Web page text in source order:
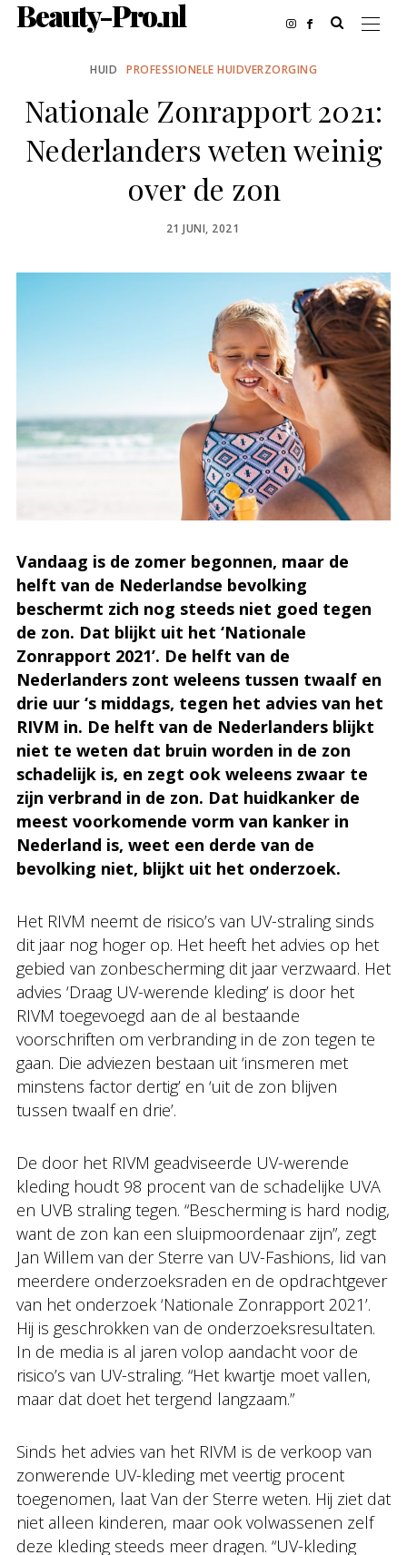
Beauty-Pro.nl
HUID PROFESSIONELE HUIDVERZORGING
Nationale Zonrapport 2021:
Nederlanders weten weinig
over de zon
POSTED
21 JUNI, 2021
Vandaag is de zomer begonnen, maar de
helft van de Nederlandse bevolking
beschermt zich nog steeds niet goed tegen
de zon. Dat blijkt uit het ‘Nationale
Zonrapport 2021’. De helft van de
Nederlanders zont weleens tussen twaalf en
drie uur ‘s middags, tegen het advies van het
RIVM in. De helft van de Nederlanders blijkt
niet te weten dat bruin worden in de zon
schadelijk is, en zegt ook weleens zwaar te
zijn verbrand in de zon. Dat huidkanker de
meest voorkomende vorm van kanker in
Nederland is, weet een derde van de
bevolking niet, blijkt uit het onderzoek.
Het RIVM neemt de risico’s van UV-straling sinds
dit jaar nog hoger op. Het heeft het advies op het
gebied van zonbescherming dit jaar verzwaard. Het
advies ‘Draag UV-werende kleding’ is door het
RIVM toegevoegd aan de al bestaande
voorschriften om verbranding in de zon tegen te
gaan. Die adviezen bestaan uit ‘insmeren met
minstens factor dertig’ en ‘uit de zon blijven
tussen twaalf en drie’.
De door het RIVM geadviseerde UV-werende
kleding houdt 98 procent van de schadelijke UVA
en UVB straling tegen. “Bescherming is hard nodig,
want de zon kan een sluipmoordenaar zijn”, zegt
Jan Willem van der Sterre van UV-Fashions, lid van
meerdere onderzoeksraden en de opdrachtgever
van het onderzoek ‘Nationale Zonrapport 2021’.
Hij is geschrokken van de onderzoeksresultaten.
In de media is al jaren volop aandacht voor de
risico’s van UV-straling. “Het kwartje moet vallen,
maar dat doet het tergend langzaam.”
Sinds het advies van het RIVM is de verkoop van
zonwerende UV-kleding met veertig procent
toegenomen, laat Van der Sterre weten. Hij ziet dat
niet alleen kinderen, maar ook volwassenen zelf
deze kleding steeds meer dragen. “UV-kleding